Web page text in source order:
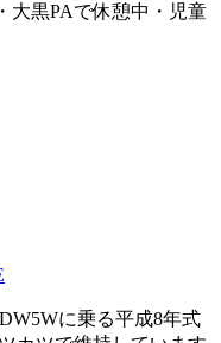
大黒PAで休憩中・児童
に乗る平成8年式